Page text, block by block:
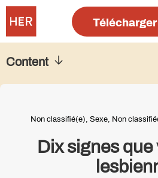
Télécharger
Non classifié(e), Sexe, Non
Dix signes que
Content